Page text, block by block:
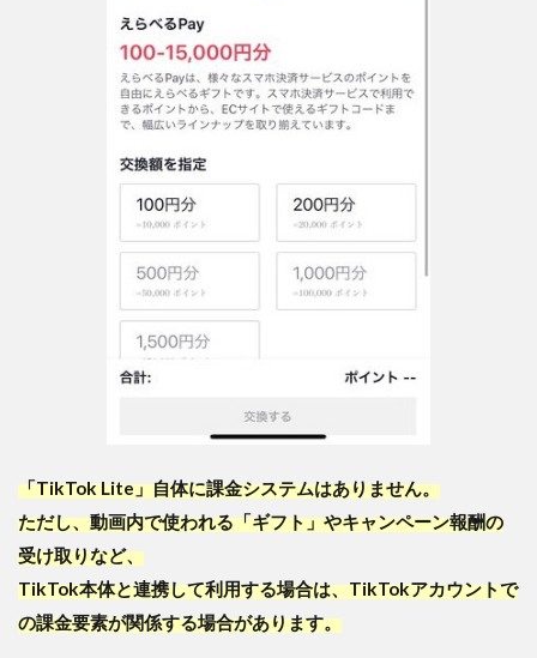
「TikTok Lite」自体に課金システムはありません。
ただし、動画内で使われる「ギフト」やキャンペーン報酬の
受け取りなど、
TikTok本体と連携して利用する場合は、TikTokアカウントで
の課金要素が関係する場合があります。